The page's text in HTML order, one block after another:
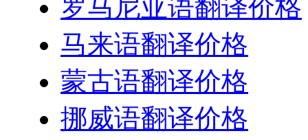
罗马尼亚语翻译价格
马来语翻译价格
蒙古语翻译价格
挪威语翻译价格